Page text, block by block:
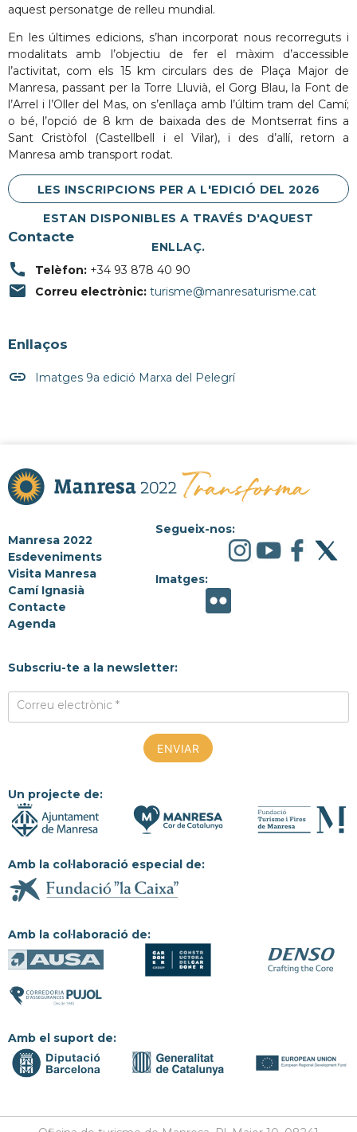
aquest personatge de relleu mundial.
En les últimes edicions, s’han incorporat nous recorreguts i
modalitats amb l’objectiu de fer el màxim d’accessible
l’activitat, com els 15 km circulars des de Plaça Major de
Manresa, passant per la Torre Lluvià, el Gorg Blau, la Font de
l’Arrel i l’Oller del Mas, on s’enllaça amb l’últim tram del Camí;
o bé, l’opció de 8 km de baixada des de Montserrat fins a
Sant Cristòfol (Castellbell i el Vilar), i des d’allí, retorn a
Manresa amb transport rodat.
LES INSCRIPCIONS PER A L'EDICIÓ DEL 2026
ESTAN DISPONIBLES A TRAVÉS D'AQUEST
ENLLAÇ.
Contacte
call Telèfon: +34 93 878 40 90
email Correu electrònic: turisme@manresaturisme.cat
Enllaços
insert_link Imatges 9a edició Marxa del Pelegrí
Manresa 2022
Esdeveniments
Visita Manresa
Camí Ignasià
Contacte
Agenda
Segueix-nos:
Imatges:
Subscriu-te a la newsletter:
Correu electrònic *
Un projecte de:
Amb la col·laboració especial de:
Amb la col·laboració de:
Amb el suport de: